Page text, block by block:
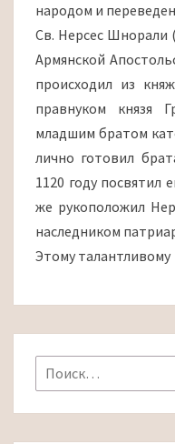
народом и
Св. Нерсес Шнорали
Армянской
происходил из
правнуком князя
младшим братом
лично готовил
1120 году посвятил
же рукоположил
наследником
Этому талантливому
Найти: